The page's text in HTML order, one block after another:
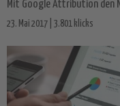
Mit Google Attribution den
23. Mai 2017 | 3.801 klicks